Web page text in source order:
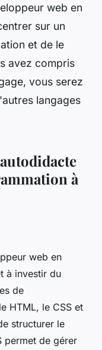
web en
sur un
et de le
avez compris
vous serez
langages
à
web en
à investir du
de
HTML, le CSS et
structurer le
permet de gérer